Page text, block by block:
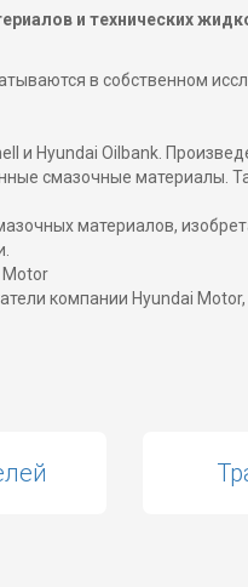
и технических
в собственном
и Hyundai Oilbank.
смазочные материалы.
материалов,
Motor
компании Hyundai